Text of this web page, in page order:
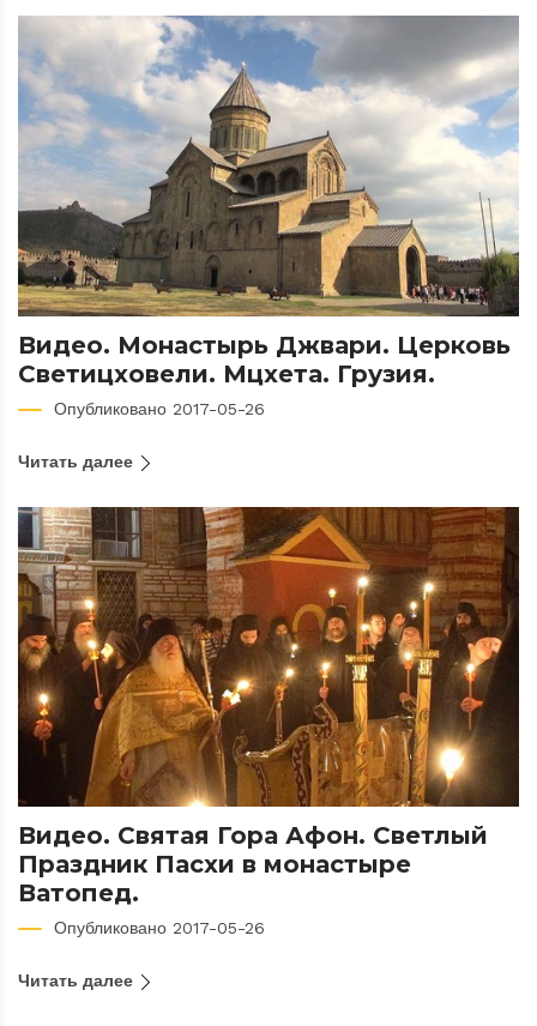
Видео. Монастырь Джвари. Церковь
Светицховели. Мцхета. Грузия.
Опубликовано 2017-05-26
Читать далее
Видео. Святая Гора Афон. Светлый
Праздник Пасхи в монастыре
Ватопед.
Опубликовано 2017-05-26
Читать далее